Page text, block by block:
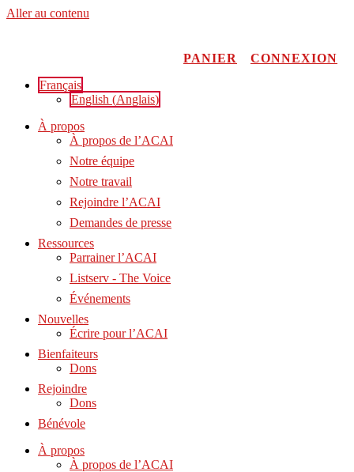
Aller au contenu
PANIER
CONNEXION
Français
English (Anglais)
À propos
À propos de l’ACAI
Notre équipe
Notre travail
Rejoindre l’ACAI
Demandes de presse
Ressources
Parrainer l’ACAI
Listserv - The Voice
Événements
Nouvelles
Écrire pour l’ACAI
Bienfaiteurs
Dons
Rejoindre
Dons
Bénévole
À propos
À propos de l’ACAI